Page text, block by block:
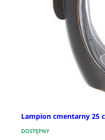
Lampion cmentarny 25
DOSTĘPNY